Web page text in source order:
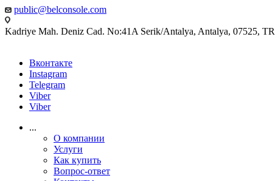
public@belconsole.com
Kadriye Mah. Deniz Cad. No:41A Serik/Antalya, Antalya, 07525, TR
Вконтакте
Instagram
Telegram
Viber
Viber
...
О компании
Услуги
Как купить
Вопрос-ответ